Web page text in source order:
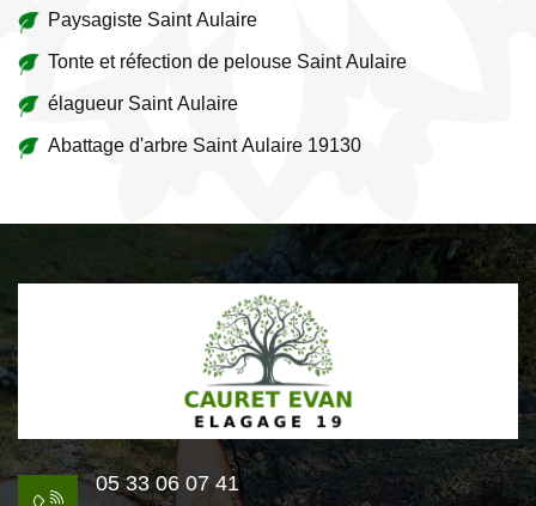
Paysagiste Saint Aulaire
Tonte et réfection de pelouse Saint Aulaire
élagueur Saint Aulaire
Abattage d'arbre Saint Aulaire 19130
05 33 06 07 41